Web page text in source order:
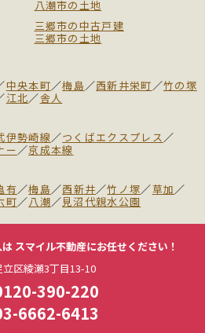
八潮市の土地
三郷市の中古戸建
三郷市の土地
中央本町／梅島／西新井栄町／竹の塚
江北／舎人
伊勢崎線／つくばエクスプレス／
ー／京成本線
有／梅島／西新井／竹ノ塚／草加／
町／八潮／見沼代親水公園
スマイル不動産にお任せください！
立区綾瀬3丁目13-10
390-220
6662-6413